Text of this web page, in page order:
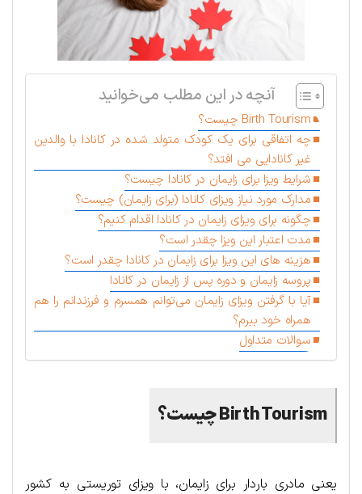
آنچه در این مطلب می‌خوانید
Birth Tourism چیست؟
چه اتفاقی برای یک کودک متولد شده در کانادا با والدین
غیر کانادایی می افتد؟
شرایط ویزا برای زایمان در کانادا چیست؟
مدارک مورد نیاز ویزای کانادا (برای زایمان) چیست؟
چگونه برای ویزای زایمان در کانادا اقدام کنیم؟
مدت اعتبار این ویزا چقدر است؟
هزینه های این ویزا برای زایمان در کانادا چقدر است؟
پروسه زایمان و دوره پس از زایمان در کانادا
آیا با گرفتن ویزای زایمان می‌توانم همسرم و فرزندانم را هم
همراه خود ببرم؟
سوالات متداول
Birth Tourism چیست؟
یعنی مادری باردار برای زایمان، با ویزای توریستی به کشور